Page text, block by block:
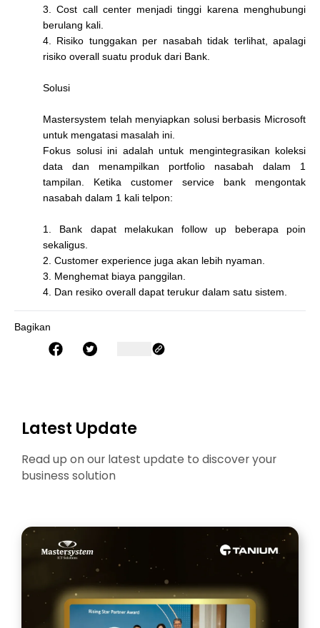
3. Cost call center menjadi tinggi karena menghubungi
berulang kali.
4. Risiko tunggakan per nasabah tidak terlihat, apalagi
risiko overall suatu produk dari Bank.
Solusi
Mastersystem telah menyiapkan solusi berbasis Microsoft
untuk mengatasi masalah ini.
Fokus solusi ini adalah untuk mengintegrasikan koleksi
data dan menampilkan portfolio nasabah dalam 1
tampilan. Ketika customer service bank mengontak
nasabah dalam 1 kali telpon:
1. Bank dapat melakukan follow up beberapa poin
sekaligus.
2. Customer experience juga akan lebih nyaman.
3. Menghemat biaya panggilan.
4. Dan resiko overall dapat terukur dalam satu sistem.
Bagikan
Latest Update
Read up on our latest update to discover your
business solution